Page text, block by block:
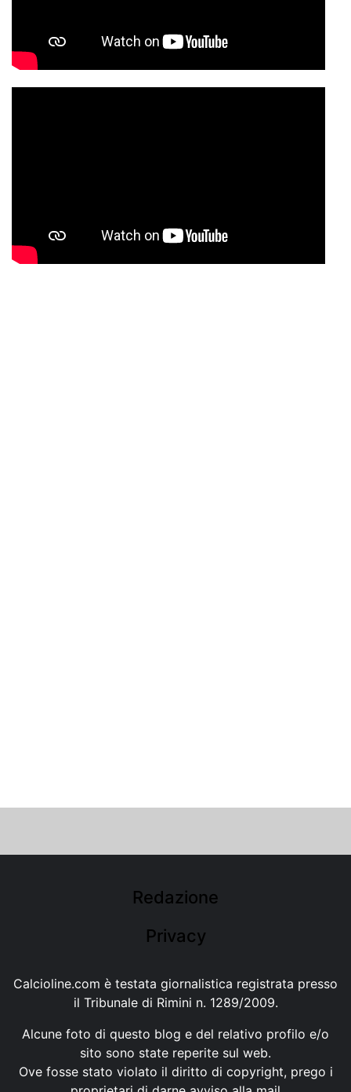
Redazione
Privacy
Calcioline.com è testata giornalistica registrata presso
il Tribunale di Rimini n. 1289/2009.
Alcune foto di questo blog e del relativo profilo e/o
sito sono state reperite sul web.
Ove fosse stato violato il diritto di copyright, prego i